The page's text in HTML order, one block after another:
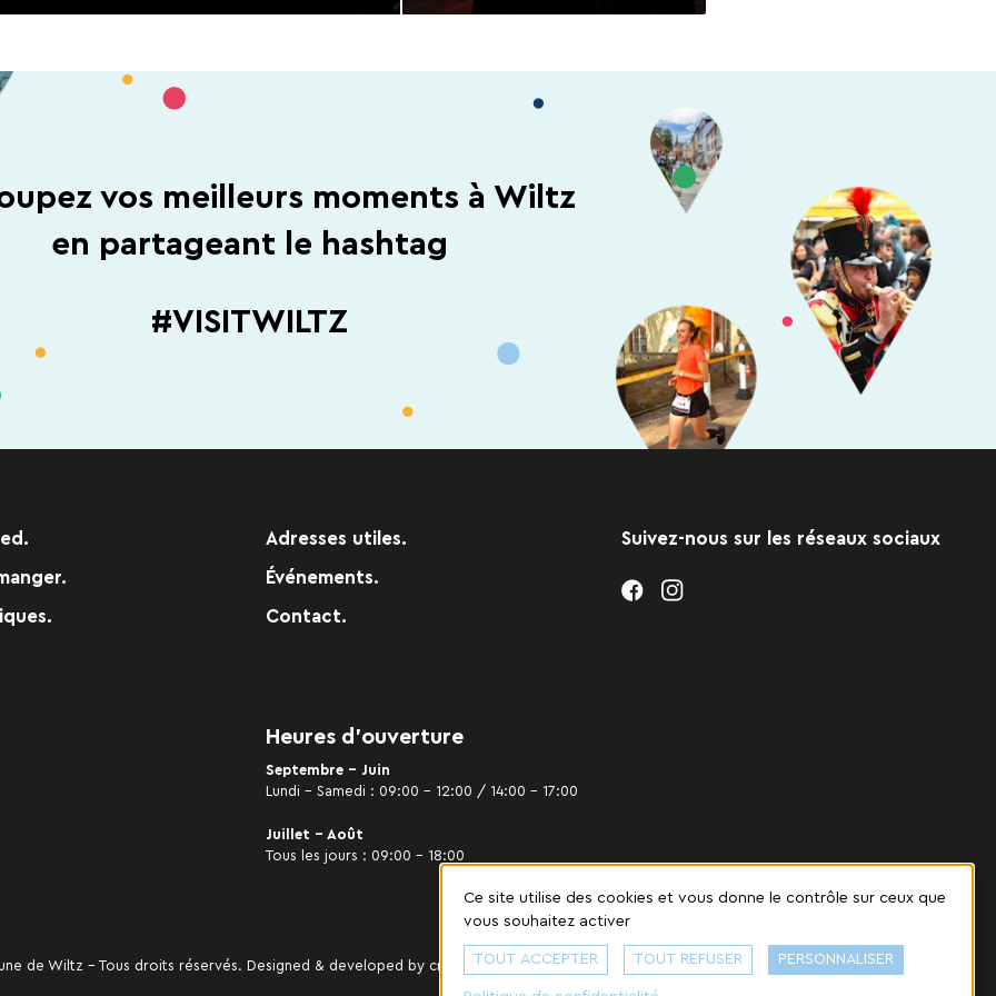
vos meilleurs moments à Wiltz
en partageant le hashtag
#VISITWILTZ
Adresses utiles.
Événements.
Contact.
Suivez-nous sur les réseaux sociaux
Heures d’ouverture
Septembre - Juin
Lundi – Samedi : 09:00 – 12:00 / 14:00 – 17:00
Juillet - Août
Tous les jours : 09:00 – 18:00
de Wiltz - Tous droits réservés. Designed & developed by cropmark.
Ce site utilise des cookies et vous donne le contrôle sur ceux que
vous souhaitez activer
TOUT ACCEPTER TOUT REFUSER PERSONNALISER